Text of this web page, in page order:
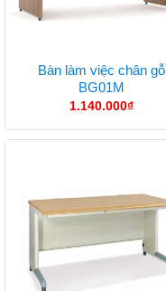
Bàn làm việc chân gỗ
BG01M
1.140.000₫